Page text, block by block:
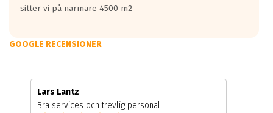
sitter vi på närmare 4500 m2
GOOGLE RECENSIONER
Lars Lantz
Bra services och trevlig personal.